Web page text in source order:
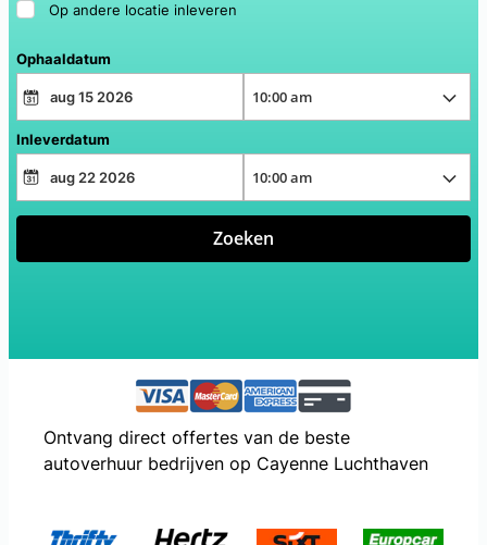
Op andere locatie inleveren
Ophaaldatum
Inleverdatum
Zoeken
Ontvang direct offertes van de beste
autoverhuur bedrijven op Cayenne Luchthaven